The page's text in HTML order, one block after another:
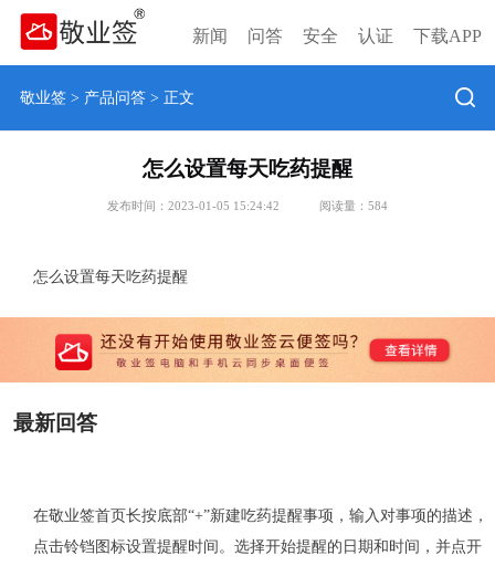
新闻 问答 安全 认证 下载APP
敬业签> 产品问答> 正文
怎么设置每天吃药提醒
发布时间：2023-01-05 15:24:42 阅读量： 584
怎么设置每天吃药提醒
最新回答
在敬业签首页长按底部“+”新建吃药提醒事项，输入对事项的描述，
点击铃铛图标设置提醒时间。选择开始提醒的日期和时间，并点开